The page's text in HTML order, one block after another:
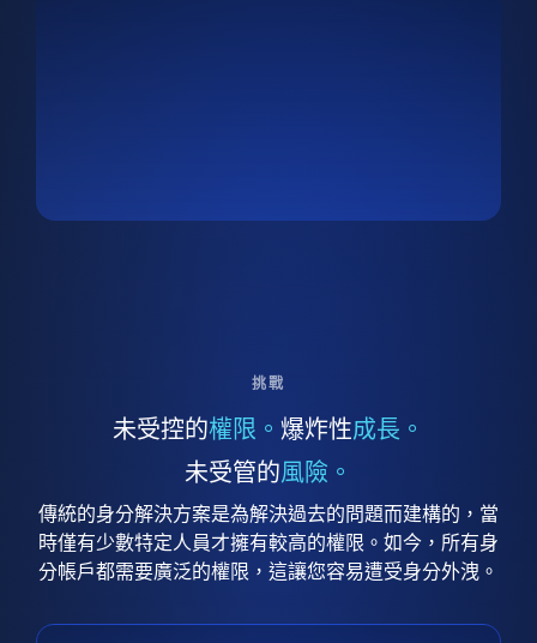
挑戰
未受控的權限。 爆炸性成長。
未受管的風險。
傳統的身分解決方案是為解決過去的問題而建構的，當
時僅有少數特定人員才擁有較高的權限。如今，所有身
分帳戶都需要廣泛的權限，這讓您容易遭受身分外洩。